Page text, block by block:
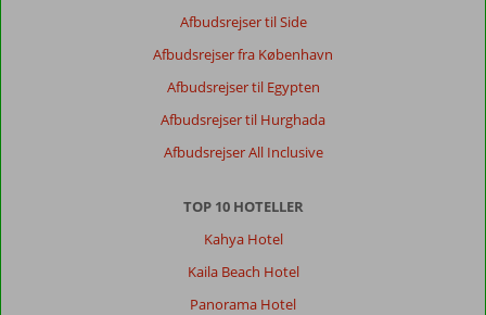
Afbudsrejser til Side
Afbudsrejser fra København
Afbudsrejser til Egypten
Afbudsrejser til Hurghada
Afbudsrejser All Inclusive
TOP 10 HOTELLER
Kahya Hotel
Kaila Beach Hotel
Panorama Hotel